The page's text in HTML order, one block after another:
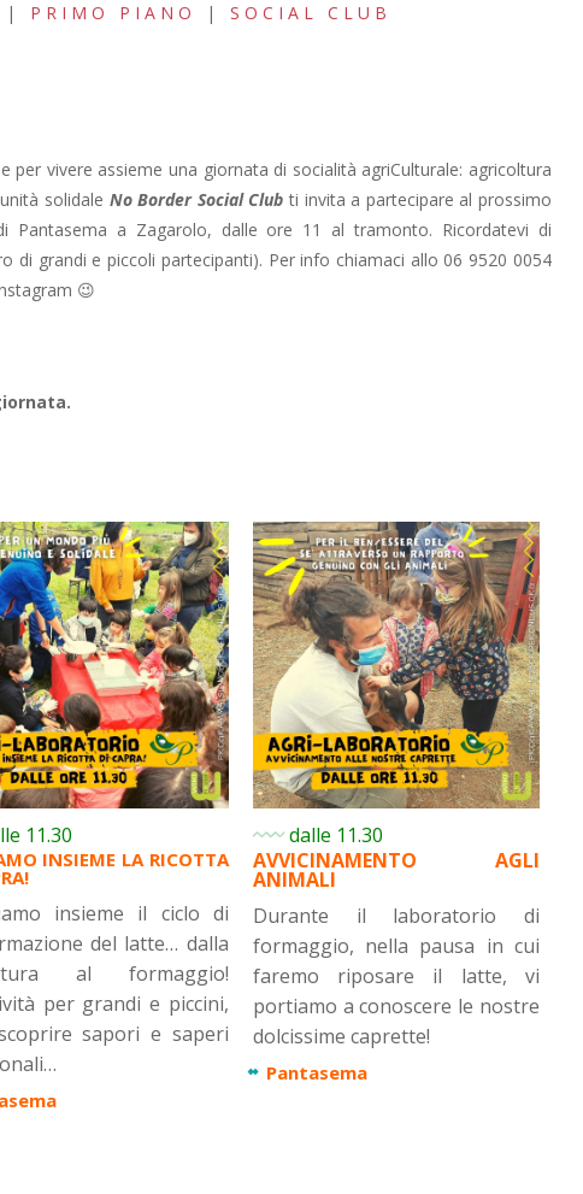
| PRIMO PIANO | SOCIAL CLUB
per vivere assieme una giornata di socialità agriCulturale: agricoltura
solidale No Border Social Club ti invita a partecipare al prossimo
Pantasema a Zagarolo, dalle ore 11 al tramonto. Ricordatevi di
di grandi e piccoli partecipanti). Per info chiamaci allo 06 9520 0054
😉
11.30
INSIEME LA RICOTTA
insieme il ciclo di
del latte… dalla
al formaggio!
per grandi e piccini,
sapori e saperi
dalle 11.30
AVVICINAMENTO AGLI
ANIMALI
Durante il laboratorio di
formaggio, nella pausa in cui
faremo riposare il latte, vi
portiamo a conoscere le nostre
dolcissime caprette!
Pantasema